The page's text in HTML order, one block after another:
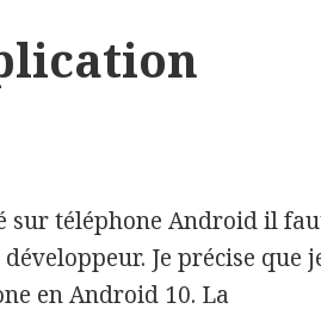
sur téléphone Android il
Je précise que
en Android 10. La